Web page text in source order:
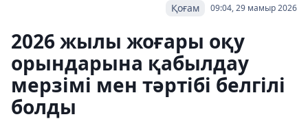
09:04, 29 мамыр 2026
Қоғам
2026 жылы жоғары оқу
орындарына қабылдау
мерзімі мен тәртібі белгілі
болды